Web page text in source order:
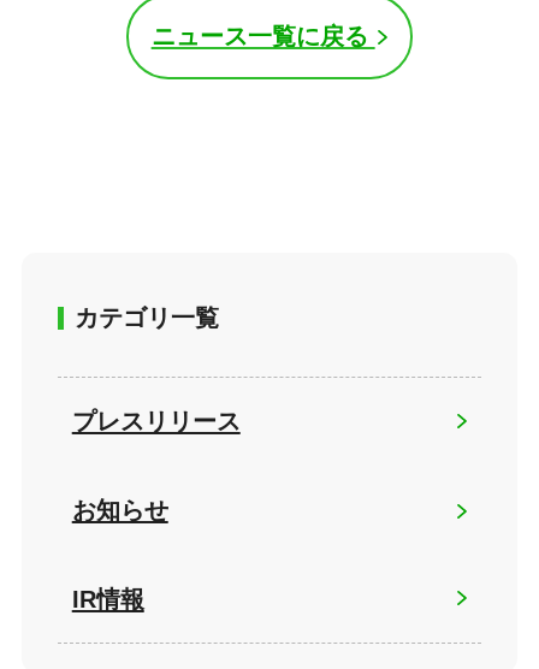
ニュース一覧に戻る
カテゴリ一覧
プレスリリース
お知らせ
IR情報